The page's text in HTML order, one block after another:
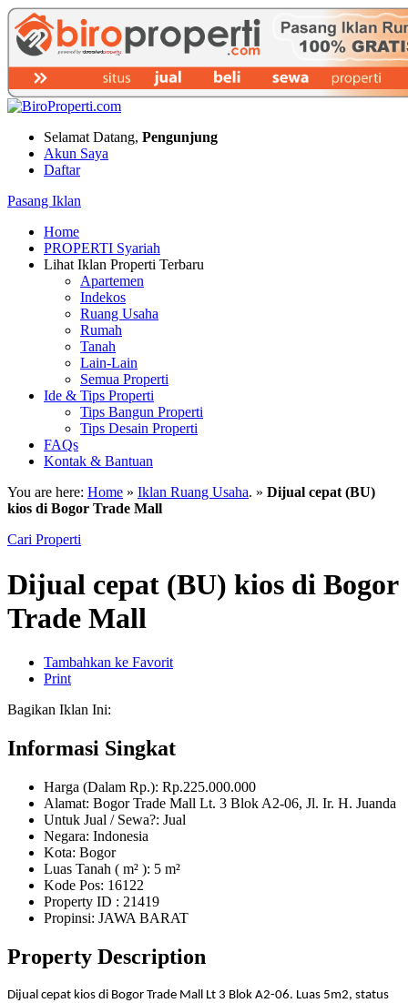
Selamat Datang, Pengunjung
Akun Saya
Daftar
Pasang Iklan
Home
PROPERTI Syariah
Lihat Iklan Properti Terbaru
Apartemen
Indekos
Ruang Usaha
Rumah
Tanah
Lain-Lain
Semua Properti
Ide & Tips Properti
Tips Bangun Properti
Tips Desain Properti
FAQs
Kontak & Bantuan
You are here: Home » Iklan Ruang Usaha. » Dijual cepat (BU)
kios di Bogor Trade Mall
Cari Properti
Dijual cepat (BU) kios di Bogor
Trade Mall
Tambahkan ke Favorit
Print
Bagikan Iklan Ini:
Informasi Singkat
Harga (Dalam Rp.): Rp.225.000.000
Alamat: Bogor Trade Mall Lt. 3 Blok A2-06, Jl. Ir. H. Juanda
Untuk Jual / Sewa?: Jual
Negara: Indonesia
Kota: Bogor
Luas Tanah ( m² ): 5 m²
Kode Pos: 16122
Property ID : 21419
Propinsi: JAWA BARAT
Property Description
Dijual cepat kios di Bogor Trade Mall Lt 3 Blok A2-06. Luas 5m2, status